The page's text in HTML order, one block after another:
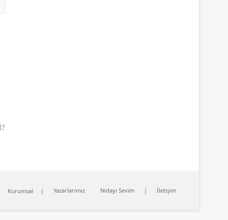
Kurumsal Yazarlarımız Nidayi Sevim İletişim